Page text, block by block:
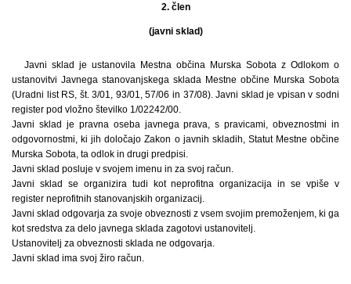
2. člen
(javni sklad)
Javni sklad je ustanovila Mestna občina Murska Sobota z Odlokom o
ustanovitvi Javnega stanovanjskega sklada Mestne občine Murska Sobota
(Uradni list RS, št. 3/01, 93/01, 57/06 in 37/08). Javni sklad je vpisan v sodni
register pod vložno številko 1/02242/00.
Javni sklad je pravna oseba javnega prava, s pravicami, obveznostmi in
odgovornostmi, ki jih določajo Zakon o javnih skladih, Statut Mestne občine
Murska Sobota, ta odlok in drugi predpisi.
Javni sklad posluje v svojem imenu in za svoj račun.
Javni sklad se organizira tudi kot neprofitna organizacija in se vpiše v
register neprofitnih stanovanjskih organizacij.
Javni sklad odgovarja za svoje obveznosti z vsem svojim premoženjem, ki ga
kot sredstva za delo javnega sklada zagotovi ustanovitelj.
Ustanovitelj za obveznosti sklada ne odgovarja.
Javni sklad ima svoj žiro račun.